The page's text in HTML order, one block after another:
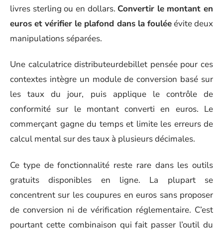
livres sterling ou en dollars. Convertir le montant en
euros et vérifier le plafond dans la fouléeévite deux
manipulations séparées.
Une calculatrice distributeurdebillet pensée pour ces
contextes intègre un module de conversion basé sur
les taux du jour, puis applique le contrôle de
conformité sur le montant converti en euros. Le
commerçant gagne du temps et limite les erreurs de
calcul mental sur des taux à plusieurs décimales.
Ce type de fonctionnalité reste rare dans les outils
gratuits disponibles en ligne. La plupart se
concentrent sur les coupures en euros sans proposer
de conversion ni de vérification réglementaire. C’est
pourtant cette combinaison qui fait passer l’outil du